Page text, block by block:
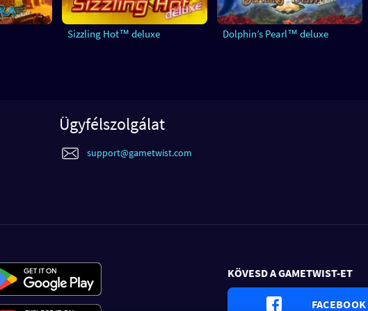
Sizzling Hot™ deluxe Dolphin’s Pearl™ deluxe
Ügyfélszolgálat
support@gametwist.com
KÖVESD A GAMETWIST-ET
FACEBOOK